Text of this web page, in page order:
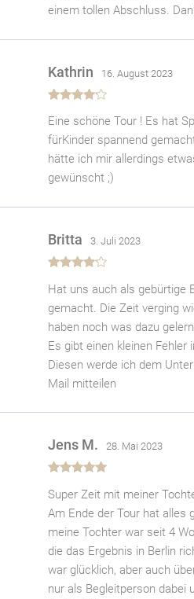
einem tollen Abschluss.
mit4 von
5
Kathrin 16. August 2023
Eine schöne Tour ! Es hat
fürKinder spannend
hätte ich mir allerdings
gewünscht ;)
mit4von
Britta 3. Juli 2023
Hat uns auch als gebürtige
gemacht. Die Zeit verging
haben noch was dazu
Es gibt einen kleinen Fehler
Diesen werde ich dem
Mail mitteilen
mit5von 5
Jens M. 28. Mai 2023
Super Zeit mit meiner
Am Ende der Tour hat alles
meine Tochter war seit 4
die das Ergebnis in Berlin
war glücklich, aber auch
nur als Begleitperson dabei